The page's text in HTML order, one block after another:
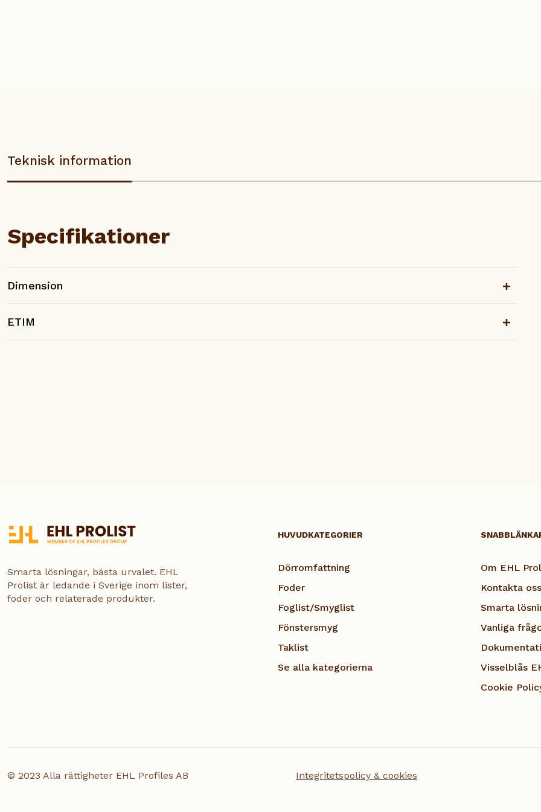
Teknisk information
Specifikationer
Dimension
ETIM
Smarta lösningar, bästa urvalet. EHL
Prolist är ledande i Sverige inom lister,
foder och relaterade produkter.
HUVUDKATEGORIER
Dörromfattning
Foder
Foglist/Smyglist
Fönstersmyg
Taklist
Se alla kategorierna
Om EHL
Kontakta oss
Smarta
Vanliga
Visselblås
Cookie
© 2023 Alla rättigheter EHL Profiles AB Integritetspolicy & cookies